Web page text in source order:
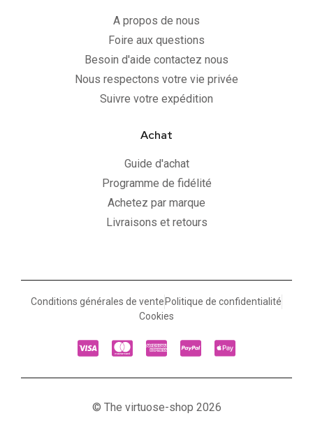
A propos de nous
Foire aux questions
Besoin d'aide contactez nous
Nous respectons votre vie privée
Suivre votre expédition
Achat
Guide d'achat
Programme de fidélité
Achetez par marque
Livraisons et retours
Conditions générales de vente Politique de confidentialité
Cookies
© The virtuose-shop 2026